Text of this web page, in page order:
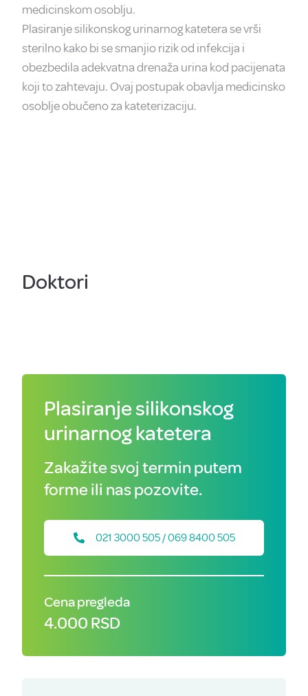
medicinskom osoblju.
Plasiranje silikonskog urinarnog katetera se vrši
sterilno kako bi se smanjio rizik od infekcija i
obezbedila adekvatna drenaža urina kod pacijenata
koji to zahtevaju. Ovaj postupak obavlja medicinsko
osoblje obučeno za kateterizaciju.
Doktori
Plasiranje silikonskog
urinarnog katetera
Zakažite svoj termin putem
forme ili nas pozovite.
021 3000 505 / 069 8400 505
Cena pregleda
4.000 RSD